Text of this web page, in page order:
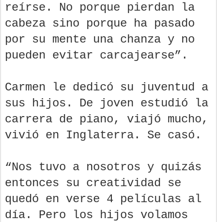
reírse. No porque pierdan la
cabeza sino porque ha pasado
por su mente una chanza y no
pueden evitar carcajearse”.
Carmen le dedicó su juventud a
sus hijos. De joven estudió la
carrera de piano, viajó mucho,
vivió en Inglaterra. Se casó.
“Nos tuvo a nosotros y quizás
entonces su creatividad se
quedó en verse 4 películas al
día. Pero los hijos volamos